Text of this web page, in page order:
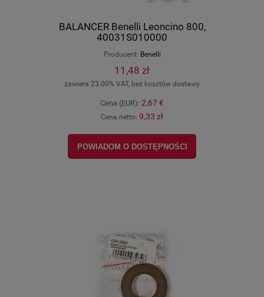
BALANCER Benelli Leoncino 800,
40031S010000
Producent: Benelli
11,48 zł
zawiera 23.00% VAT, bez kosztów dostawy
Cena (EUR): 2,67 €
Cena netto: 9,33 zł
POWIADOM O DOSTĘPNOŚCI